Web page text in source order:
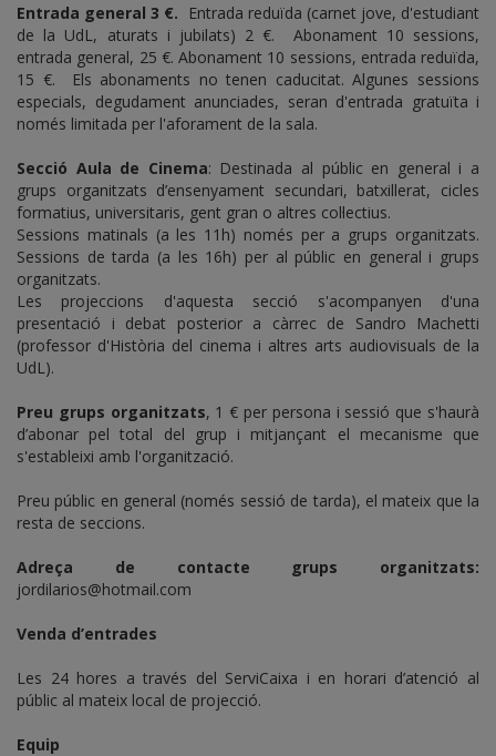
Entrada general 3 €.
Entrada reduïda (carnet jove, d'estudiant
de la UdL, aturats i jubilats) 2 €. Abonament 10 sessions,
entrada general, 25 €. Abonament 10 sessions, entrada reduïda,
15 €. Els abonaments no tenen caducitat. Algunes sessions
especials, degudament anunciades, seran d'entrada gratuïta i
només limitada per l'aforament de la sala.
Secció Aula de Cinema: Destinada al públic en general i a
grups organitzats d’ensenyament secundari, batxillerat, cicles
formatius, universitaris, gent gran o altres col·lectius.
Sessions matinals (a les 11h) només per a grups organitzats.
Sessions de tarda (a les 16h) per al públic en general i grups
organitzats.
Les projeccions d'aquesta secció s'acompanyen d'una
presentació i debat posterior a càrrec de Sandro Machetti
(professor d'Història del cinema i altres arts audiovisuals de la
UdL).
Preu grups organitzats, 1 € per persona i sessió que s'haurà
d’abonar pel total del grup i mitjançant el mecanisme que
s'estableixi amb l'organització.
Preu públic en general (només sessió de tarda), el mateix que la
resta de seccions.
Adreça de contacte grups organitzats:
jordilarios@hotmail.com
Venda d’entrades
Les 24 hores a través del ServiCaixa i en horari d’atenció al
públic al mateix local de projecció.
Equip